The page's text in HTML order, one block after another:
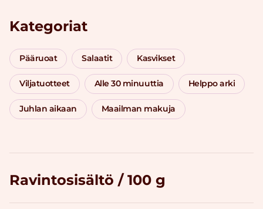
Kategoriat
Pääruoat Salaatit Kasvikset
Viljatuotteet Alle 30 minuuttia Helppo arki
Juhlan aikaan Maailman makuja
Ravintosisältö / 100 g